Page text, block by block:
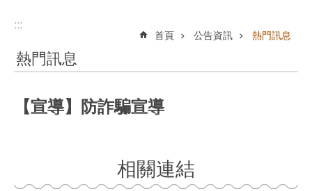
:::
首頁 公告資訊 熱門訊息
熱門訊息
【宣導】防詐騙宣導
相關連結